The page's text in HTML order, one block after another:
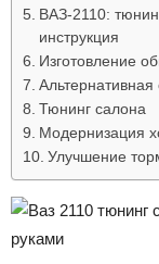
ВАЗ-2110:
инструкция
Изготовление
Альтернативная
Тюнинг салона
Модернизация
Улучшение